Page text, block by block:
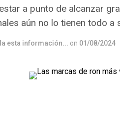
a punto de alcanzar
aún no lo tienen todo a
esta información... on 01/08/2024